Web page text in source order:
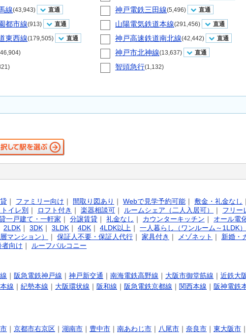
線(43,943) 直通 神戸電鉄三田線(5,496) 直通
都市線(913) 直通 山陽電気鉄道本線(291,456) 直通
東西線(179,505) 直通 神戸高速鉄道南北線(42,442) 直通
神戸市北神線(13,637) 直通
智頭急行(1,132)
｜ ファミリー向け ｜ 間取り図あり ｜ Webで見学予約可能 ｜ 敷金・礼金なし
イレ別 ｜ ロフト付き ｜ 楽器相談可 ｜ ルームシェア（二人入居可） ｜ フリー
一戸建て・一軒家 ｜ 分譲賃貸 ｜ 礼金なし ｜ カウンターキッチン ｜ オール電
2LDK ｜ 3DK ｜ 3LDK ｜ 4DK ｜ 4LDK以上 ｜ 一人暮らし（ワンルーム～1LDK）
マンション） ｜ 保証人不要・保証人代行 ｜ 家具付き ｜ メゾネット ｜ 新婚・
者向け ｜ ルーフバルコニー
｜ 阪急電鉄神戸線 ｜ 神戸新交通 ｜ 南海電鉄高野線 ｜ 大阪市御堂筋線 ｜ 近鉄大
線 ｜ 紀勢本線 ｜ 大阪環状線 ｜ 阪和線 ｜ 阪急電鉄京都線 ｜ 関西本線 ｜ 阪神電鉄
｜ 京都市右京区 ｜ 湖南市 ｜ 豊中市 ｜ 南あわじ市 ｜ 八尾市 ｜ 奈良市 ｜ 東大阪市 ｜